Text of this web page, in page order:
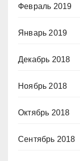
Февраль 2019
Январь 2019
Декабрь 2018
Ноябрь 2018
Октябрь 2018
Сентябрь 2018